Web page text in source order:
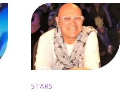
STARS